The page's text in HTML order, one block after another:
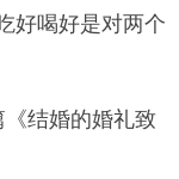
好喝好是对两个
结婚的婚礼致